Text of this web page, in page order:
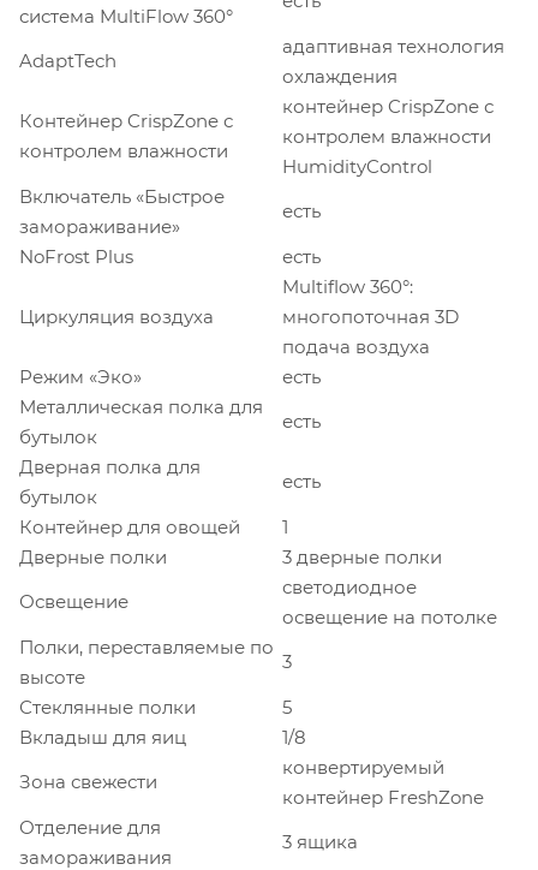
система MultiFlow 360°
AdaptTech
адаптивная технология
охлаждения
Контейнер CrispZone с
контролем влажности
контейнер CrispZone с
контролем влажности
HumidityControl
Включатель «Быстрое
замораживание»
есть
NoFrost Plus
есть
Циркуляция воздуха
Multiflow 360°:
многопоточная 3D
подача воздуха
Режим «Эко»
есть
Металлическая полка для
бутылок
есть
Дверная полка для
бутылок
есть
Контейнер для овощей
1
Дверные полки
3 дверные полки
Освещение
светодиодное
освещение на потолке
Полки, переставляемые по
высоте
3
Стеклянные полки
5
Вкладыш для яиц
1/8
Зона свежести
конвертируемый
контейнер FreshZone
Отделение для
замораживания
3 ящика